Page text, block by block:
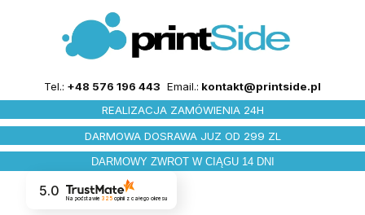
Tel.: +48 576 196 443 Email.: kontakt@printside.pl
REALIZACJA ZAMÓWIENIA 24H
DARMOWA DOSRAWA JUZ OD 299 ZL
DARMOWY ZWROT W CIĄGU 14 DNI
5.0
Na podstawie 325 opinii z całego okresu